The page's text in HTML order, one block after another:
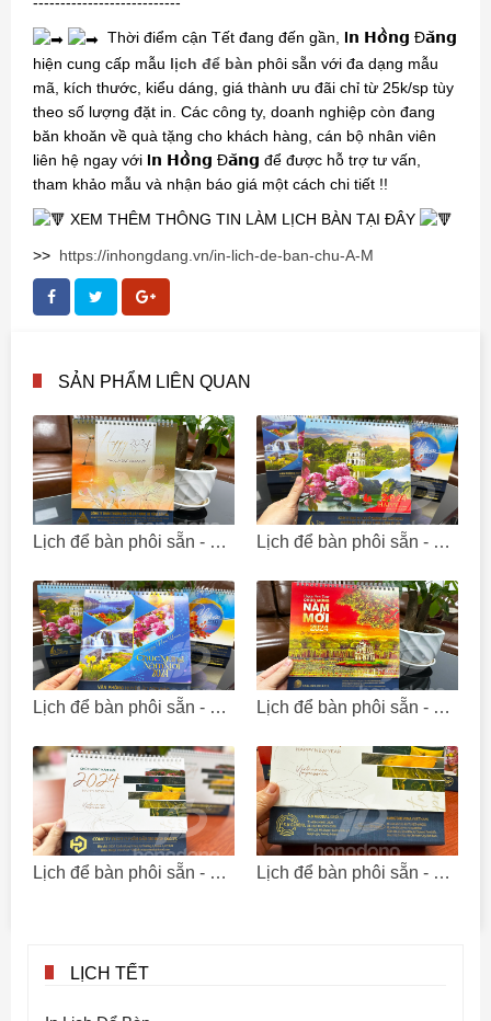
Thời điểm cận Tết đang đến gần, I𝗻 𝗛𝗼̂̀𝗻𝗴 Đ𝗮̆𝗻𝗴
hiện cung cấp mẫu lịch để bàn phôi sẵn với đa dạng mẫu
mã, kích thước, kiểu dáng, giá thành ưu đãi chỉ từ 25k/sp tùy
theo số lượng đặt in. Các công ty, doanh nghiệp còn đang
băn khoăn về quà tặng cho khách hàng, cán bộ nhân viên
liên hệ ngay với I𝗻 𝗛𝗼̂̀𝗻𝗴 Đ𝗮̆𝗻𝗴 để được hỗ trợ tư vấn,
tham khảo mẫu và nhận báo giá một cách chi tiết !!
XEM THÊM THÔNG TIN LÀM LỊCH BÀN TẠI ĐÂY
>> https://inhongdang.vn/in-lich-de-ban-chu-A-M
SẢN PHẨM LIÊN QUAN
Lịch để bàn phôi sẵn - Công ty TNHH Thương Mại và Xây Dựng Hạ Tầng Bắc Hà Lịch để bàn phôi sẵn - Công ty TNHH Du Lịch và Thương Mại Sang Trọng
Lịch để bàn phôi sẵn - Văn phòng huyện uỷ Côn Đảo Lịch để bàn phôi sẵn - Công ty TNHH Takubo Việt Nam
Lịch để bàn phôi sẵn - Công ty TNHH Tư Vấn Đầu Tư Hight Digits Lịch để bàn phôi sẵn - S.V Global Co., Ltd in Vietnam
LỊCH TẾT